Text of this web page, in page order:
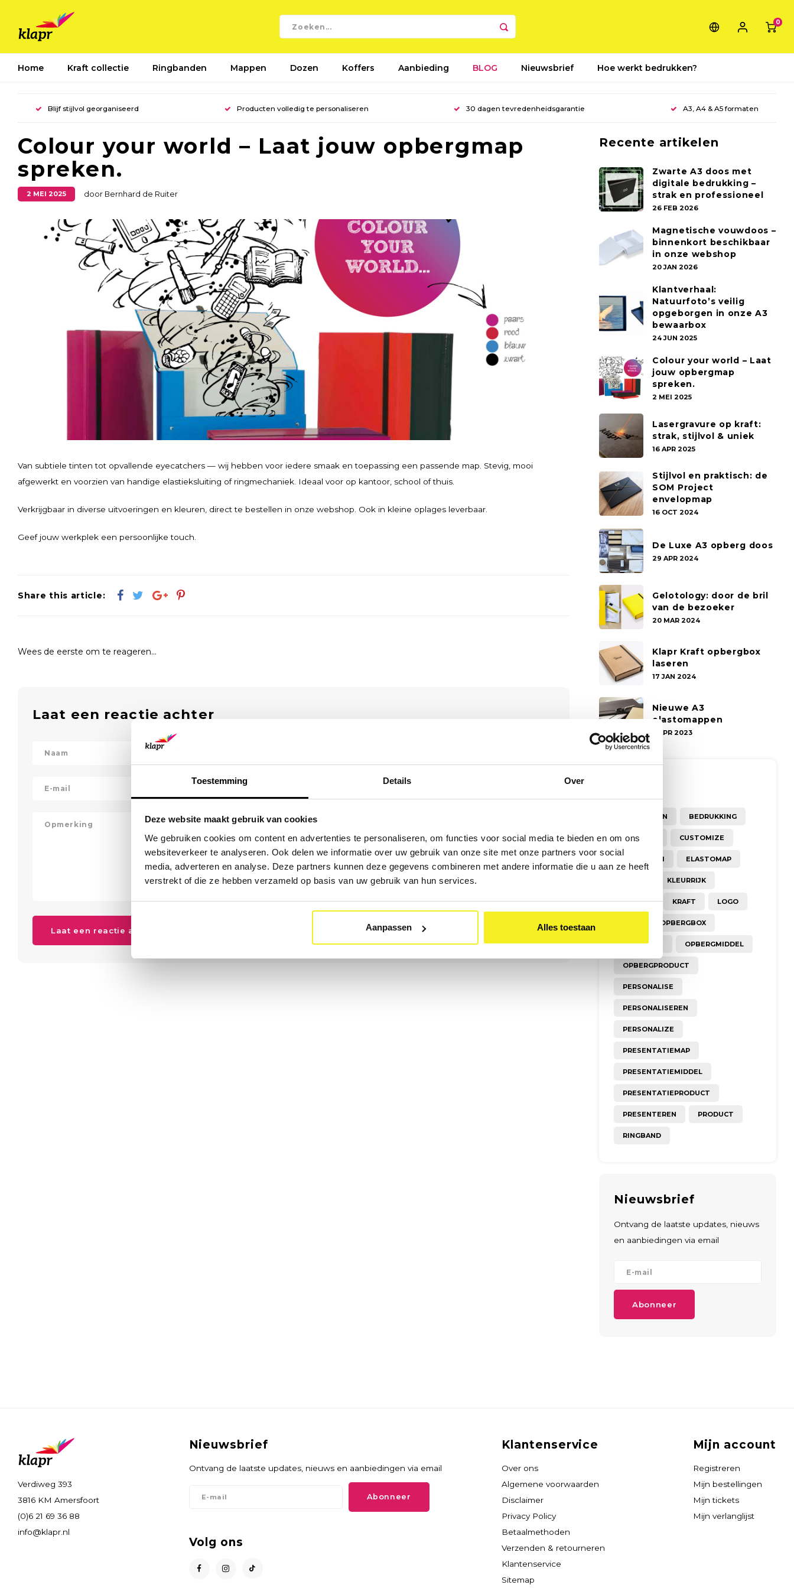
Toestemming Details Over
Deze website maakt gebruik van cookies
We gebruiken cookies om content en advertenties te personaliseren, om functies voor social media te bieden en om ons
websiteverkeer te analyseren. Ook delen we informatie over uw gebruik van onze site met onze partners voor social
media, adverteren en analyse. Deze partners kunnen deze gegevens combineren met andere informatie die u aan ze heeft
verstrekt of die ze hebben verzameld op basis van uw gebruik van hun services.
Aanpassen Alles toestaan
0
Home Kraft collectie Ringbanden Mappen Dozen Koffers Aanbieding BLOG Nieuwsbrief Hoe werkt bedrukken?
Blijf stijlvol georganiseerd Producten volledig te personaliseren 30 dagen tevredenheidsgarantie A3, A4 & A5 formaten
Colour your world – Laat jouw opbergmap
spreken.
2 MEI 2025 door Bernhard de Ruiter
Van subtiele tinten tot opvallende eyecatchers — wij hebben voor iedere smaak en toepassing een passende map. Stevig, mooi
afgewerkt en voorzien van handige elastieksluiting of ringmechaniek. Ideaal voor op kantoor, school of thuis.
Verkrijgbaar in diverse uitvoeringen en kleuren, direct te bestellen in onze webshop. Ook in kleine oplages leverbaar.
Geef jouw werkplek een persoonlijke touch.
Share this article:
Wees de eerste om te reageren...
Laat een reactie achter
Laat een reactie achter
Recente artikelen
Zwarte A3 doos met
digitale bedrukking –
strak en professioneel
26 FEB 2026
Magnetische vouwdoos –
binnenkort beschikbaar
in onze webshop
20 JAN 2026
Klantverhaal:
Natuurfoto’s veilig
opgeborgen in onze A3
bewaarbox
24 JUN 2025
Colour your world – Laat
jouw opbergmap
spreken.
2 MEI 2025
Lasergravure op kraft:
strak, stijlvol & uniek
16 APR 2025
Stijlvol en praktisch: de
SOM Project
envelopmap
16 OCT 2024
De Luxe A3 opberg doos
29 APR 2024
Gelotology: door de bril
van de bezoeker
20 MAR 2024
Klapr Kraft opbergbox
laseren
17 JAN 2024
Nieuwe A3
elastomappen
3 APR 2023
BEDRUKKEN BEDRUKKING
CREATIEF CUSTOMIZE
DUURZAAM ELASTOMAP
KLEURRIJK
KOFFER KRAFT LOGO
OPBERGBOX
OPBERGEN OPBERGMIDDEL
OPBERGPRODUCT
PERSONALISE
PERSONALISEREN
PERSONALIZE
PRESENTATIEMAP
PRESENTATIEMIDDEL
PRESENTATIEPRODUCT
PRESENTEREN PRODUCT
RINGBAND
Nieuwsbrief
Ontvang de laatste updates, nieuws
en aanbiedingen via email
Abonneer
Verdiweg 393
3816 KM Amersfoort
(0)6 21 69 36 88
info@klapr.nl
Nieuwsbrief
Ontvang de laatste updates, nieuws en aanbiedingen via email
Abonneer
Volg ons
Klantenservice
Over ons
Algemene voorwaarden
Disclaimer
Privacy Policy
Betaalmethoden
Verzenden & retourneren
Klantenservice
Sitemap
Mijn account
Registreren
Mijn bestellingen
Mijn tickets
Mijn verlanglijst